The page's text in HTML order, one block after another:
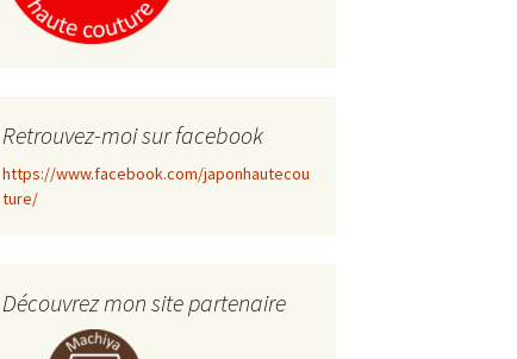
Retrouvez-moi sur facebook
https://www.facebook.com/japonhautecou
ture/
Découvrez mon site partenaire